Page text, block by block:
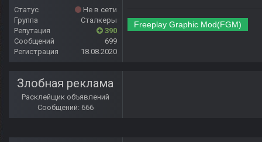
Статус
Не в сети
Группа
Сталкеры
Репутация
390
Сообщений
699
Регистрация
18.08.2020
Freeplay Graphic Mod(FGM)
Злобная реклама
Расклейщик объявлений
Сообщений: 666